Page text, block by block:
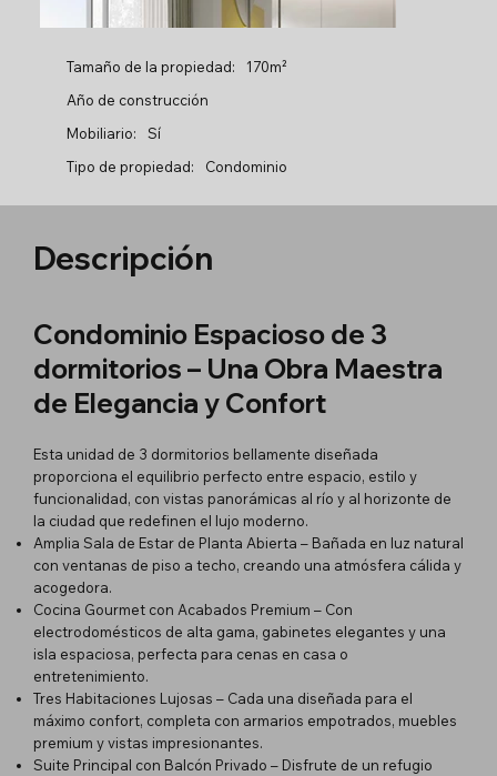
Tamaño de la propiedad:
170m²
Año de construcción
Mobiliario:
Sí
Tipo de propiedad:
Condominio
Descripción
Condominio Espacioso de 3
dormitorios – Una Obra Maestra
de Elegancia y Confort
Esta unidad de 3 dormitorios bellamente diseñada
proporciona el equilibrio perfecto entre espacio, estilo y
funcionalidad, con vistas panorámicas al río y al horizonte de
la ciudad que redefinen el lujo moderno.
Amplia Sala de Estar de Planta Abierta – Bañada en luz natural
con ventanas de piso a techo, creando una atmósfera cálida y
acogedora.
Cocina Gourmet con Acabados Premium – Con
electrodomésticos de alta gama, gabinetes elegantes y una
isla espaciosa, perfecta para cenas en casa o
entretenimiento.
Tres Habitaciones Lujosas – Cada una diseñada para el
máximo confort, completa con armarios empotrados, muebles
premium y vistas impresionantes.
Suite Principal con Balcón Privado – Disfrute de un refugio